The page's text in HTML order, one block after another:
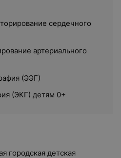
сердечного
артериального
(ЭЭГ)
(ЭКГ) детям 0+
городская детская